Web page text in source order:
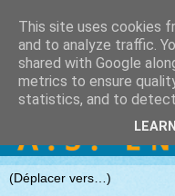
This site uses cookies
and to analyze traffic.
shared with Google
metrics to ensure
statistics, and to detect